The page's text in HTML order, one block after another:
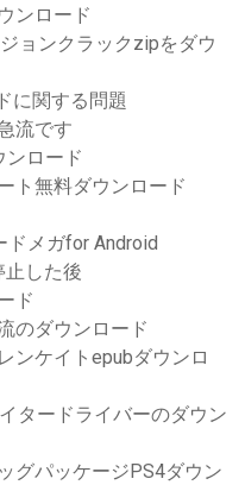
ンロード
ョンクラックzipをダウ
に関する問題
流です
ンロード
ト無料ダウンロード
メガfor Android
した後
ド
のダウンロード
ンケイトepubダウンロ
タードライバーのダウン
グパッケージPS4ダウン